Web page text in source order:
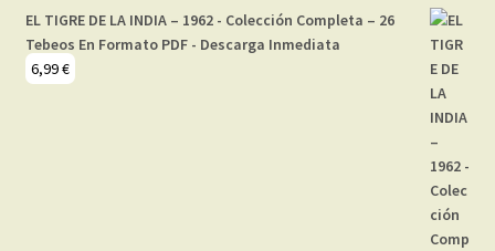
EL TIGRE DE LA INDIA – 1962 - Colección Completa – 26
Tebeos En Formato PDF - Descarga Inmediata
6,99€